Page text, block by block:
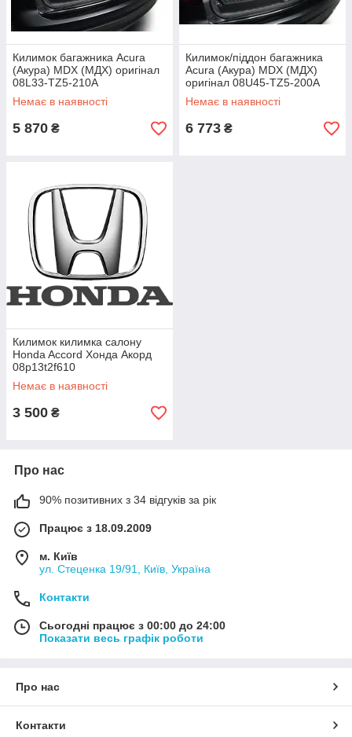
Килимок багажника Acura
(Акура) MDX (МДХ) оригінал
08L33-TZ5-210A
Немає в наявності
5 870 ₴
Килимок/піддон багажника
Acura (Акура) MDX (МДХ)
оригінал 08U45-TZ5-200A
Немає в наявності
6 773 ₴
Килимок килимка салону
Honda Accord Хонда Акорд
08p13t2f610
Немає в наявності
3 500 ₴
Про нас
90% позитивних з 34 відгуків за рік
Працює з 18.09.2009
м. Київ
ул. Стеценка 19/91, Київ, Україна
Контакти
Сьогодні працює з 00:00 до 24:00
Показати весь графік роботи
Про нас
Контакти